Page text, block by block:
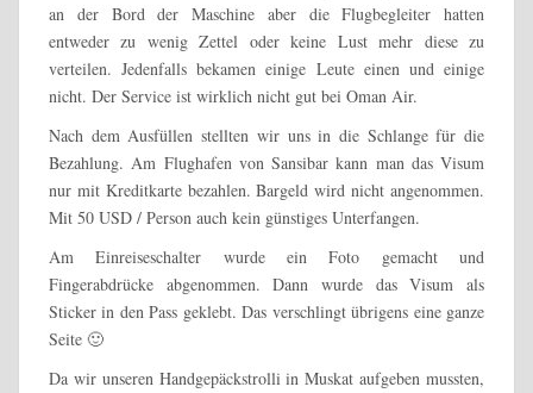
an der Bord der Maschine aber die Flugbegleiter hatten
entweder zu wenig Zettel oder keine Lust mehr diese zu
verteilen. Jedenfalls bekamen einige Leute einen und einige
nicht. Der Service ist wirklich nicht gut bei Oman Air.
Nach dem Ausfüllen stellten wir uns in die Schlange für die
Bezahlung. Am Flughafen von Sansibar kann man das Visum
nur mit Kreditkarte bezahlen. Bargeld wird nicht angenommen.
Mit 50 USD / Person auch kein günstiges Unterfangen.
Am Einreiseschalter wurde ein Foto gemacht und
Fingerabdrücke abgenommen. Dann wurde das Visum als
Sticker in den Pass geklebt. Das verschlingt übrigens eine ganze
Seite 🙂
Da wir unseren Handgepäckstrolli in Muskat aufgeben mussten,